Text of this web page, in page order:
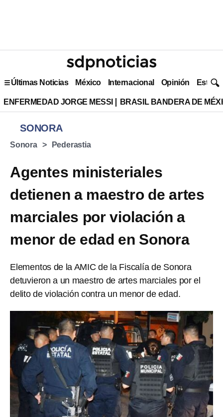
Últimas Noticias México Internacional Opinión Estilo
ENFERMEDAD JORGE MESSI BRASIL BANDERA DE
SONORA
Sonora Pederastia
Agentes ministeriales
detienen a maestro de artes
marciales por violación a
menor de edad en Sonora
Elementos de la AMIC de la Fiscalía de Sonora
detuvieron a un maestro de artes marciales por el
delito de violación contra un menor de edad.